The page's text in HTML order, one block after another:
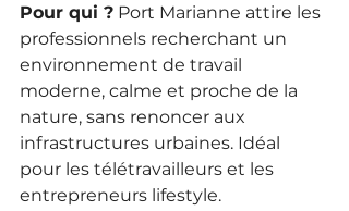
Pour qui ? Port Marianne attire les
professionnels recherchant un
environnement de travail
moderne, calme et proche de la
nature, sans renoncer aux
infrastructures urbaines. Idéal
pour les télétravailleurs et les
entrepreneurs lifestyle.